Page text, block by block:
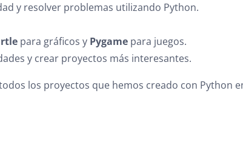
y resolver problemas utilizando Python.
para gráficos y Pygame para juegos.
y crear proyectos más interesantes.
los proyectos que hemos creado con Python